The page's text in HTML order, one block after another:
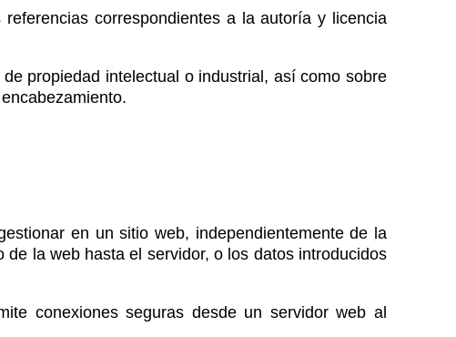
correspondientes a la autoría y licencia
propiedad intelectual o industrial, así como sobre
en un sitio web, independientemente de la
la web hasta el servidor, o los datos introducidos
conexiones seguras desde un servidor web al